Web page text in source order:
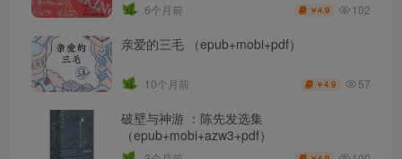
6个月前 ￥4.9 102
亲爱的三毛 （epub+mobi+pdf）
10个月前 ￥4.9 57
破壁与神游 ：陈先发选集
（epub+mobi+azw3+pdf）